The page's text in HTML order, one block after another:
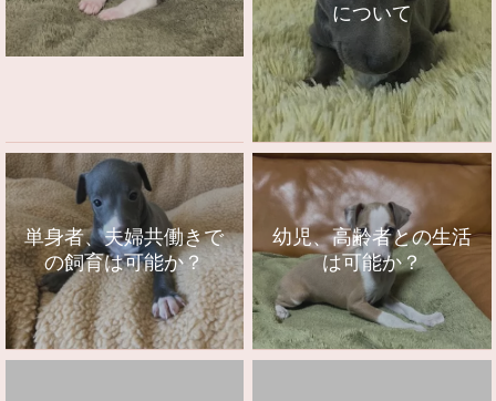
について
単身者、夫婦共働きで
の飼育は可能か？
幼児、高齢者との生活
は可能か？